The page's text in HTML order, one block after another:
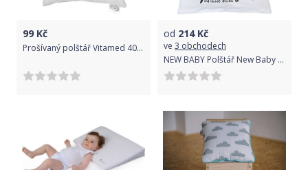
99 Kč
Prošívaný polštář Vitamed 40x40 cm
od 214Kč
ve 3 obchodech
NEW BABY Polštář New Baby s potiskem Good night 40x40 cm